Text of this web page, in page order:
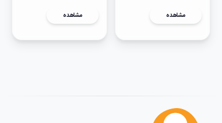
مشاهده مشاهده